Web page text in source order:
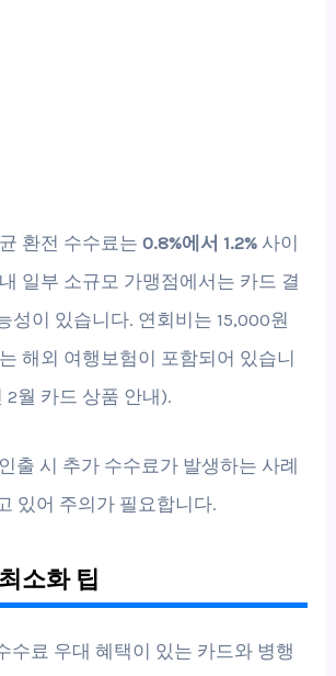
환전 수수료는0.8%에서 1.2% 사이
일부 소규모 가맹점에서는 카드 결
성이 있습니다. 연회비는 15,000원
해외 여행보험이 포함되어 있습니
2월 카드 상품 안내).
출 시 추가 수수료가 발생하는 사례
있어 주의가 필요합니다.
소화 팁
수료 우대 혜택이 있는 카드와 병행